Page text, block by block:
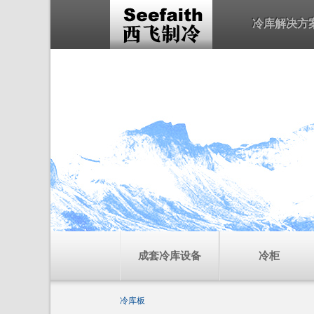
冷库解决方
成套冷库设备 冷柜
冷库板